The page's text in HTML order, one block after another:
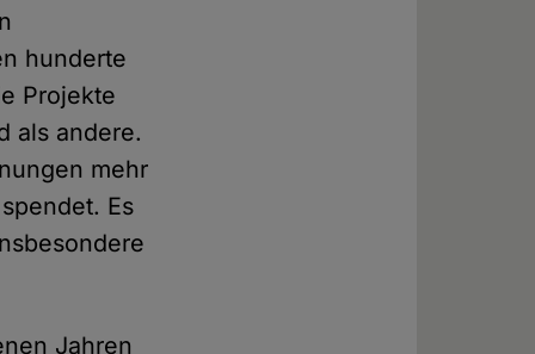
hunderte
Projekte
als andere.
mehr
Es
Jahren